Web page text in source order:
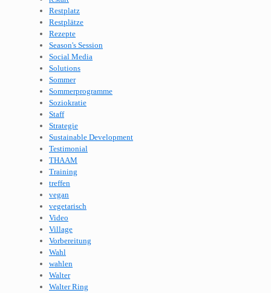
Restplatz
Restplätze
Rezepte
Season's Session
Social Media
Solutions
Sommer
Sommerprogramme
Soziokratie
Staff
Strategie
Sustainable Development
Testimonial
THAAM
Training
treffen
vegan
vegetarisch
Video
Village
Vorbereitung
Wahl
wahlen
Walter
Walter Ring